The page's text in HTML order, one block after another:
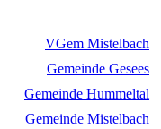
VGem Mistelbach
Gemeinde Gesees
Gemeinde Hummeltal
Gemeinde Mistelbach